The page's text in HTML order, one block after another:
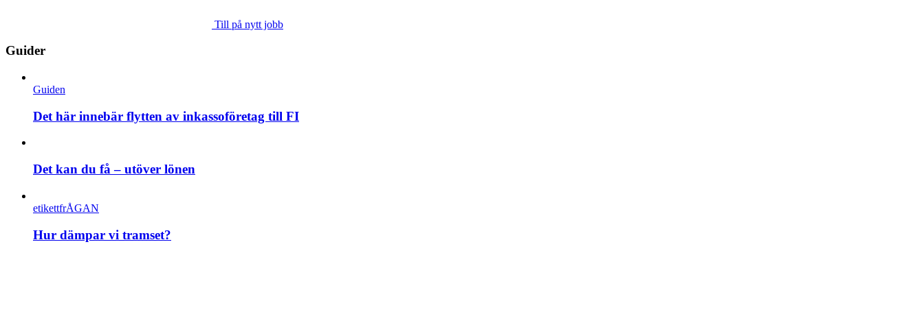
Till på nytt jobb
Guider
Guiden
Det här innebär flytten av inkassoföretag till FI
Det kan du få – utöver lönen
etikettfrÅGAN
Hur dämpar vi tramset?